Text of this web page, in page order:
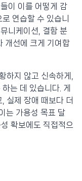
이 이를 어떻게 감
연습할 수 있습니
니케이션, 결함 분
개선에 크게 기여합
하지 않고 신속하게,
는 데 있습니다. 게
실제 장애 때보다 더
는 가용성 목표 달
확보에도 직접적으